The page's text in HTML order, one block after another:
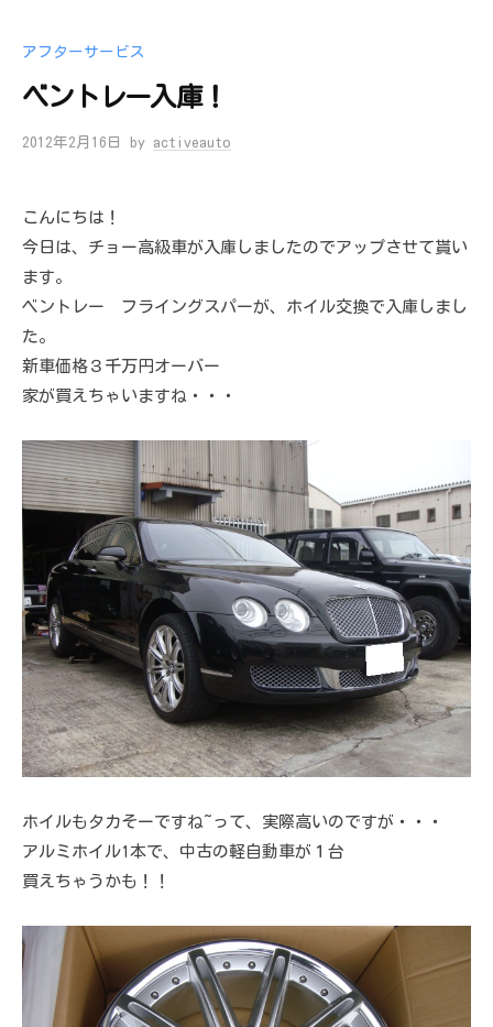
アフターサービス
ベントレー入庫！
2012年2月16日 by activeauto
こんにちは！
今日は、チョー高級車が入庫しましたのでアップさせて貰い
ます。
ベントレー フライングスパーが、ホイル交換で入庫しまし
た。
新車価格３千万円オーバー
家が買えちゃいますね・・・
ホイルもタカそーですね~って、実際高いのですが・・・
アルミホイル1本で、中古の軽自動車が１台
買えちゃうかも！！